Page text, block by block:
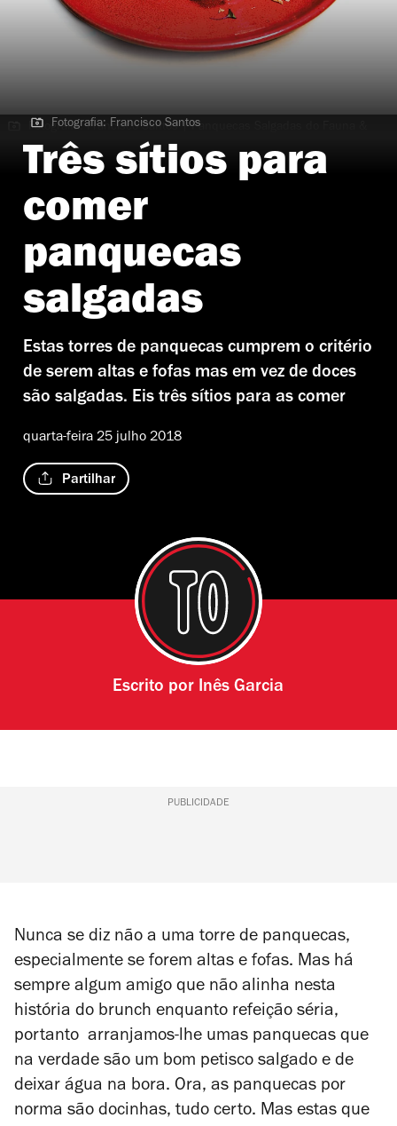
Fotografia: Francisco Santos | Panquecas Salgadas do Fauna &
Flora
Fotografia: Francisco Santos
Três sítios para
comer
panquecas
salgadas
Estas torres de panquecas cumprem o critério
de serem altas e fofas mas em vez de doces
são salgadas. Eis três sítios para as comer
quarta-feira 25 julho 2018
Partilhar
Escrito por Inês Garcia
PUBLICIDADE
Nunca se diz não a uma torre de panquecas,
especialmente se forem altas e fofas. Mas há
sempre algum amigo que não alinha nesta
história do brunch enquanto refeição séria,
portanto arranjamos-lhe umas panquecas que
na verdade são um bom petisco salgado e de
deixar água na bora. Ora, as panquecas por
norma são docinhas, tudo certo. Mas estas que